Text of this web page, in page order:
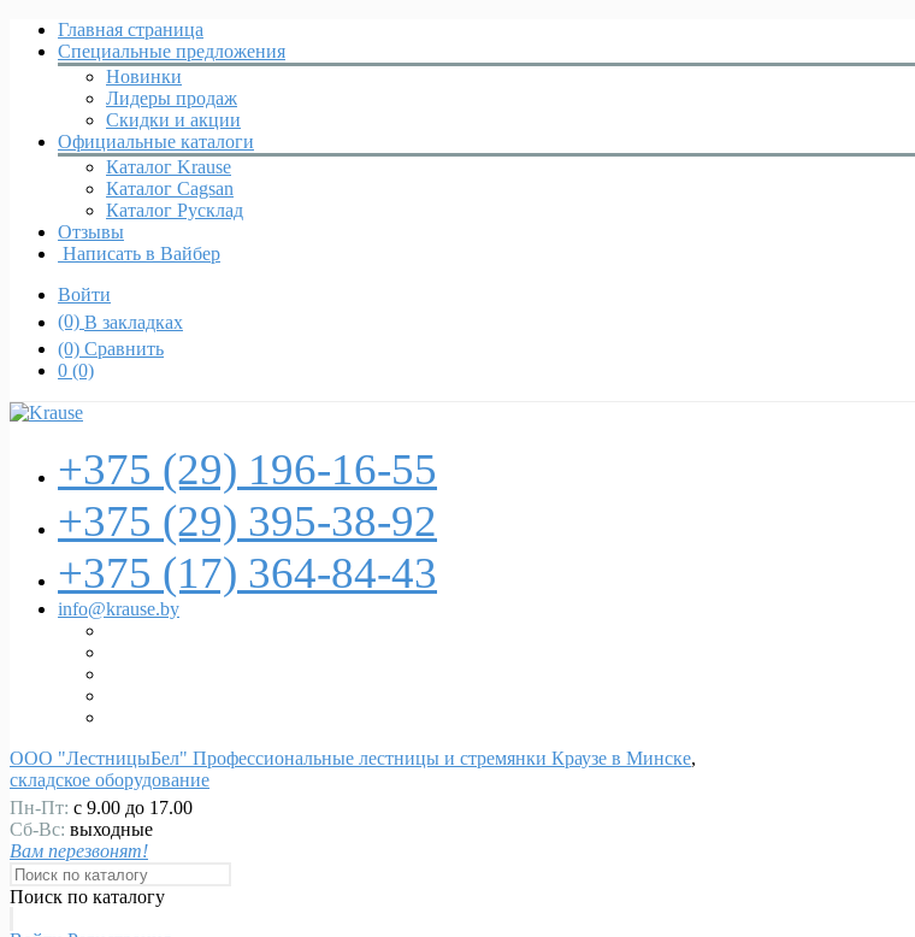
Главная страница
Специальные предложения
Новинки
Лидеры продаж
Скидки и акции
Официальные каталоги
Каталог Krause
Каталог Cagsan
Каталог Русклад
Отзывы
Написать в Вайбер
Войти
(0) В закладках
(0) Сравнить
0 (0)
+375 (29) 196-16-55
+375 (29) 395-38-92
+375 (17) 364-84-43
info@krause.by
ООО "ЛестницыБел" Профессиональные лестницы и стремянки Краузе в Минске,
складское оборудование
Пн-Пт: с 9.00 до 17.00
Сб-Вс: выходные
Вам перезвонят!
Поиск по каталогу